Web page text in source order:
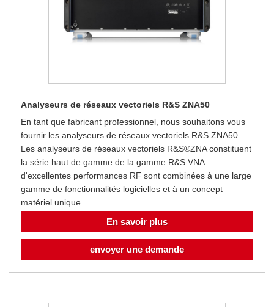
Analyseurs de réseaux vectoriels R&S ZNA50
En tant que fabricant professionnel, nous souhaitons vous
fournir les analyseurs de réseaux vectoriels R&S ZNA50.
Les analyseurs de réseaux vectoriels R&S®ZNA constituent
la série haut de gamme de la gamme R&S VNA :
d'excellentes performances RF sont combinées à une large
gamme de fonctionnalités logicielles et à un concept
matériel unique.
En savoir plus
envoyer une demande